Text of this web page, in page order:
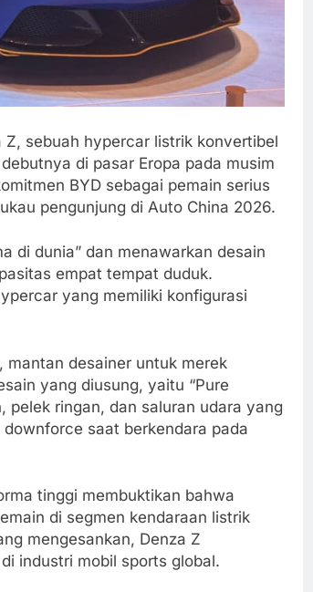
Z, sebuah hypercar listrik konvertibel
di pasar Eropa pada musim
BYD sebagai pemain serius
pengunjung di Auto China 2026.
di dunia” dan menawarkan desain
empat tempat duduk.
yang memiliki konfigurasi
mantan desainer untuk merek
yang diusung, yaitu “Pure
pelek ringan, dan saluran udara yang
saat berkendara pada
tinggi membuktikan bahwa
di segmen kendaraan listrik
mengesankan, Denza Z
industri mobil sports global.